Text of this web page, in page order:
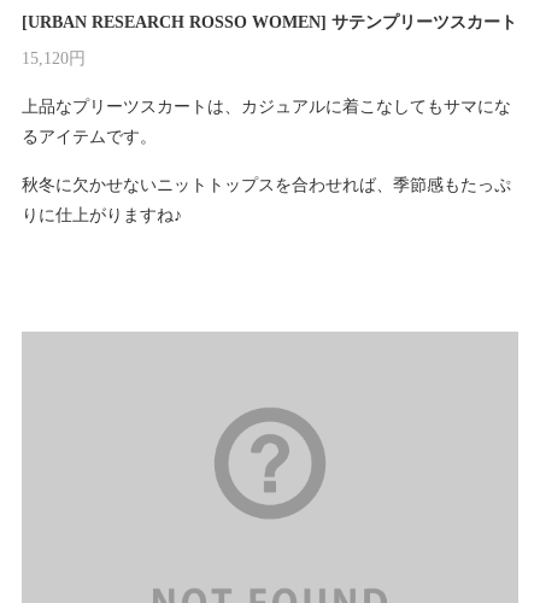
[URBAN RESEARCH ROSSO WOMEN] サテンプリーツスカート
15,120円
上品なプリーツスカートは、カジュアルに着こなしてもサマにな
るアイテムです。
秋冬に欠かせないニットトップスを合わせれば、季節感もたっぷ
りに仕上がりますね♪